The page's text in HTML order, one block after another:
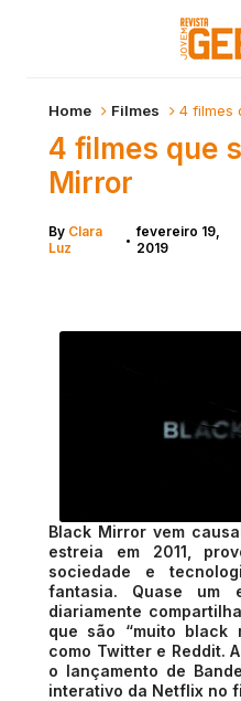
Home Filmes 4 filmes
4 filmes que
Mirror
By Clara
Luz
• fevereiro 19,
2019
Black Mirror vem
estreia em 2011,
sociedade e
fantasia. Quase um
diariamente
que são “muito black
como Twitter e Reddit.
o lançamento de
interativo da Netflix no